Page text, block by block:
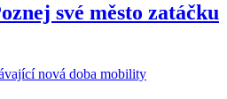
své město zatáčku